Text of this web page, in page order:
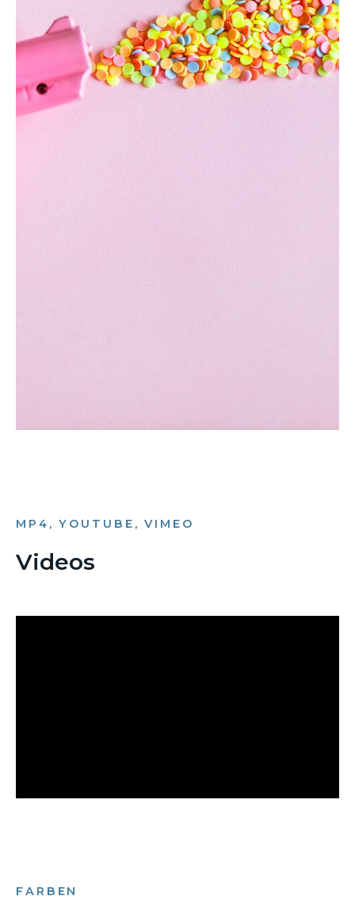
MP4, YOUTUBE, VIMEO
Videos
FARBEN